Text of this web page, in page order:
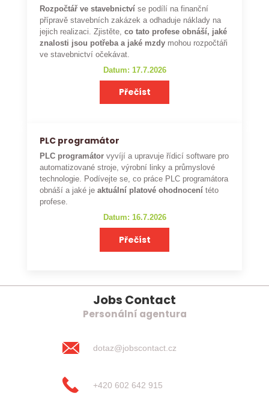
Rozpočtář ve stavebnictví se podílí na finanční
přípravě stavebních zakázek a odhaduje náklady na
jejich realizaci. Zjistěte,co tato profese obnáší, jaké
znalosti jsou potřeba a jaké mzdy mohou rozpočtáři
ve stavebnictví očekávat.
Datum: 17.7.2026
Přečíst
PLC programátor
PLC programátor vyvíjí a upravuje řídicí software pro
automatizované stroje, výrobní linky a průmyslové
technologie. Podívejte se, co práce PLC programátora
obnáší a jaké je aktuální platové ohodnocení této
profese.
Datum: 16.7.2026
Přečíst
Jobs Contact
Personální agentura
dotaz@jobscontact.cz
+420 602 642 915